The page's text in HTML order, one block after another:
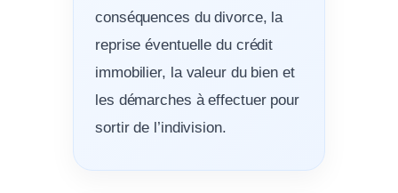
conséquences du divorce, la
reprise éventuelle du crédit
immobilier, la valeur du bien et
les démarches à effectuer pour
sortir de l’indivision.